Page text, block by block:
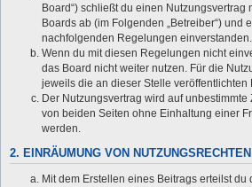
Board“) schließt du einen Nutzungsvertrag
Boards ab (im Folgenden „Betreiber“) und
nachfolgenden Regelungen einverstanden.
Wenn du mit diesen Regelungen nicht
das Board nicht weiter nutzen. Für die
jeweils die an dieser Stelle veröffentlichten
Der Nutzungsvertrag wird auf
von beiden Seiten ohne Einhaltung einer
werden.
2. EINRÄUMUNG VON NUTZUNGSRECHTEN
Mit dem Erstellen eines Beitrags erteilst